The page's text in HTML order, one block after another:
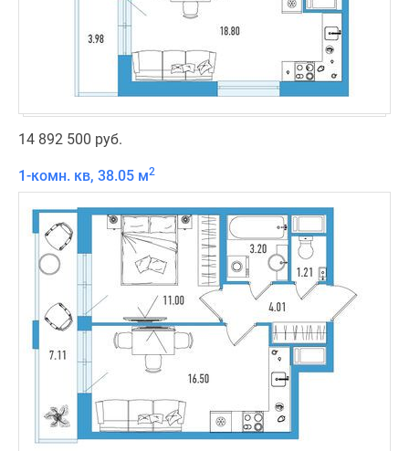
14 892 500 руб.
1-комн. кв, 38.05 м2